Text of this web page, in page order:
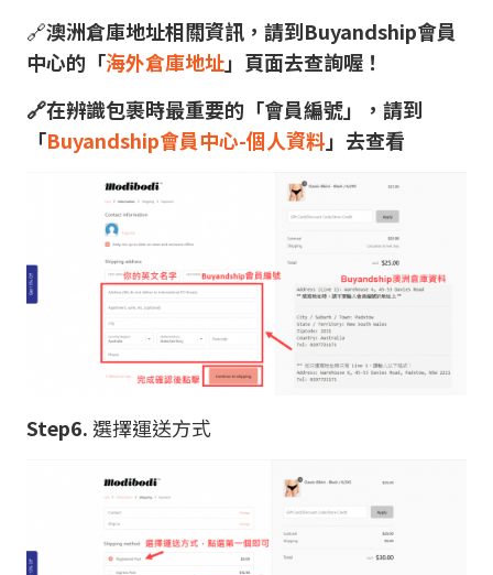
🔗澳洲倉庫地址相關資訊，請到Buyandship會員
中心的「海外倉庫地址」頁面去查詢喔！
🔗在辨識包裹時最重要的「會員編號」，請到
「Buyandship會員中心-個人資料」去查看
Step6. 選擇運送方式